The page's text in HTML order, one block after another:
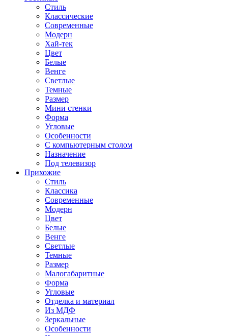
Стиль
Классические
Современные
Модерн
Хай-тек
Цвет
Белые
Венге
Светлые
Темные
Размер
Мини стенки
Форма
Угловые
Особенности
С компьютерным столом
Назначение
Под телевизор
Прихожие
Стиль
Классика
Современные
Модерн
Цвет
Белые
Венге
Светлые
Темные
Размер
Малогабаритные
Форма
Угловые
Отделка и материал
Из МДФ
Зеркальные
Особенности